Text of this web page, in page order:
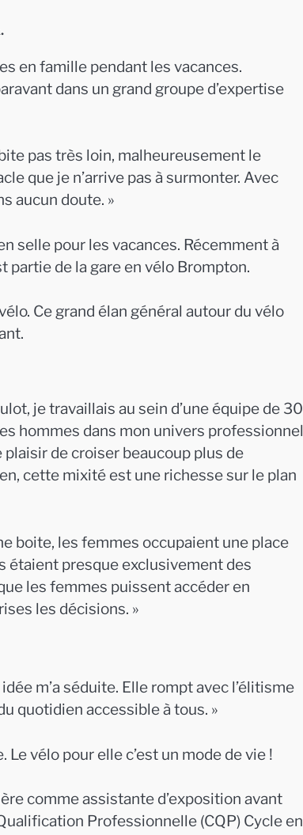
en famille pendant les vacances.
dans un grand groupe d’expertise
pas très loin, malheureusement le
que je n’arrive pas à surmonter. Avec
aucun doute. »
selle pour les vacances. Récemment à
partie de la gare en vélo Brompton.
Ce grand élan général autour du vélo
je travaillais au sein d’une équipe de 30
hommes dans mon univers professionnel
plaisir de croiser beaucoup plus de
cette mixité est une richesse sur le plan
boite, les femmes occupaient une place
étaient presque exclusivement des
les femmes puissent accéder en
les décisions. »
m’a séduite. Elle rompt avec l’élitisme
quotidien accessible à tous. »
vélo pour elle c’est un mode de vie !
comme assistante d’exposition avant
Professionnelle (CQP) Cycle en